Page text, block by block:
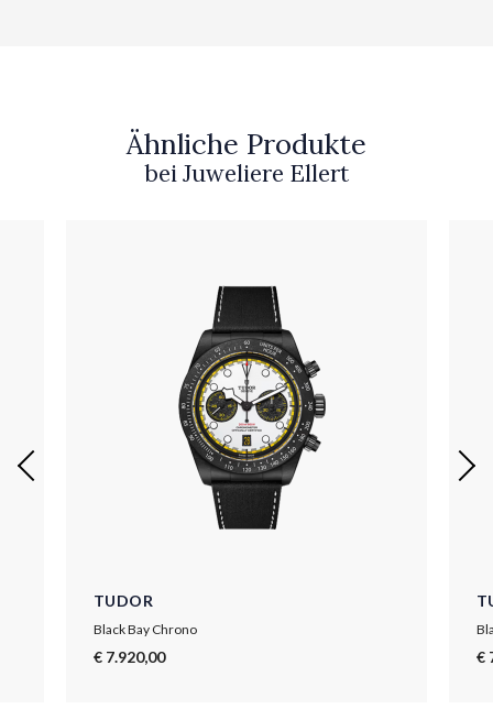
Ähnliche Produkte
bei Juweliere Ellert
TUDOR
Black Bay Chrono
€ 7.920,00 €